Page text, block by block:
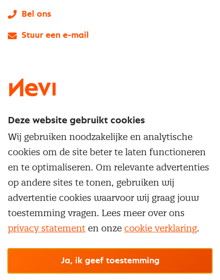
Service & contact
Over inkoop
Netwerk en communities
Aanmelden nieuwsbrief
Word lid van Nevi
Inkoop vacatures
Opzeggen lidmaatschap
Populaire thema's
Aanbesteden
Contractmanagement
Kostenmanagement
Onderhandelen
Supply management
Opleidingen en trainingen
Trainingen
Opleidingen
Maatwerk
Vrijstellingen
Bel ons
Stuur een e-mail
Cookievoorkeuren beherenOnzealgemene
© Nevi.nl
Deze website gebruikt cookies
Wij gebruiken noodzakelijke en analytische
cookies om de site beter te laten functioneren
en te optimaliseren. Om relevante advertenties
op andere sites te tonen, gebruiken wij
advertentie cookies waarvoor wij graag jouw
toestemming vragen. Lees meer over ons
privacy statement en onze cookie verklaring.
Ja, ik geef toestemming